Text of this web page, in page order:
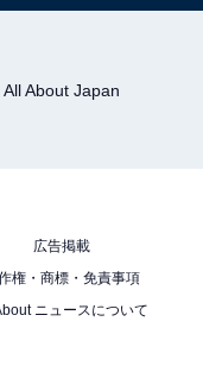
All About Japan
広告掲載
権・商標・免責事項
ニュースについて